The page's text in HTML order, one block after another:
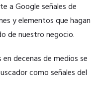
a Google señales de
y elementos que hagan
de nuestro negocio.
decenas de medios se
como señales del